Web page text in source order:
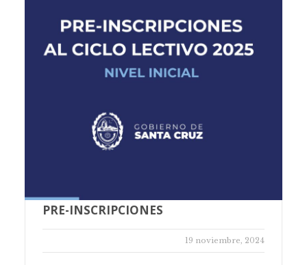
PRE-INSCRIPCIONES
19 noviembre, 2024